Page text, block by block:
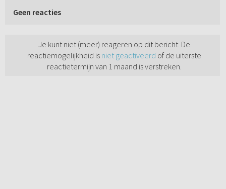
Geen reacties
Je kunt niet (meer) reageren op dit bericht. De
reactiemogelijkheid is niet geactiveerd of de uiterste
reactietermijn van 1 maand is verstreken.